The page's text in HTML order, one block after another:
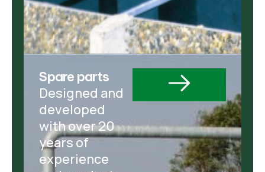
Spare parts
Designed and
developed
with over 20
years of
experience